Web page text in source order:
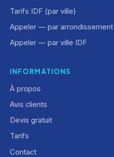
Tarifs IDF (par ville)
Appeler — par arrondissement
Appeler — par ville IDF
INFORMATIONS
À propos
Avis clients
Devis gratuit
Tarifs
Contact